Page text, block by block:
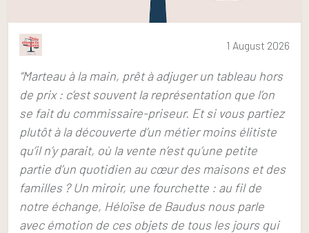
1 August 2026
“Marteau à la main, prêt à adjuger un tableau hors
de prix : c’est souvent la représentation que l’on
se fait du commissaire-priseur. Et si vous partiez
plutôt à la découverte d’un métier moins élitiste
qu’il n’y parait, où la vente n’est qu’une petite
partie d’un quotidien au cœur des maisons et des
familles ? Un miroir, une fourchette : au fil de
notre échange, Héloïse de Baudus nous parle
avec émotion de ces objets de tous les jours qui